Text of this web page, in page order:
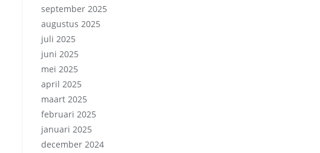
september 2025
augustus 2025
juli 2025
juni 2025
mei 2025
april 2025
maart 2025
februari 2025
januari 2025
december 2024